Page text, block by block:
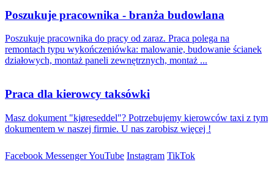
Poszukuje pracownika - branża budowlana
Poszukuje pracownika do pracy od zaraz. Praca polega na
remontach typu wykończeniówka: malowanie, budowanie ścianek
działowych, montaż paneli zewnętrznych, montaż ...
Praca dla kierowcy taksówki
Masz dokument "kjøreseddel"? Potrzebujemy kierowców taxi z tym
dokumentem w naszej firmie. U nas zarobisz więcej !
Facebook MessengerYouTube Instagram TikTok